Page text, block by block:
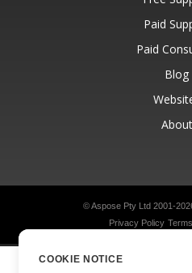
Paid
Paid
Blog
About
© Aspose Pty Ltd 2001-
Privacy Policy
COOKIE NOTICE